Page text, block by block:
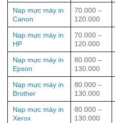
Nạp mực máy in
Canon
70.000 –
120.000
Nạp mực máy in
HP
70.000 –
120.000
Nạp mực máy in
Epson
80.000 –
130.000
Nạp mực máy in
Brother
80.000 –
130.000
Nạp mực máy in
Xerox
80.000 –
130.000